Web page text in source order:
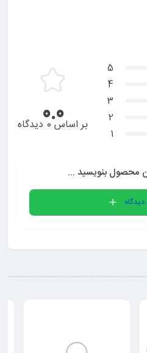
5
4
3
2
1
0.0بر اساس 0 دیدگاه
محصول بنویسید ...
دیدگاه